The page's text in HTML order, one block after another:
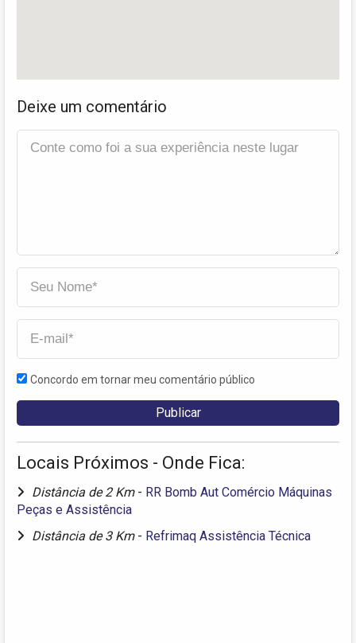
Deixe um comentário
Concordo em tornar meu comentário público
Locais Próximos - Onde Fica:
Distância de 2 Km - RR Bomb Aut Comércio Máquinas
Peças e Assistência
Distância de 3 Km - Refrimaq Assistência Técnica